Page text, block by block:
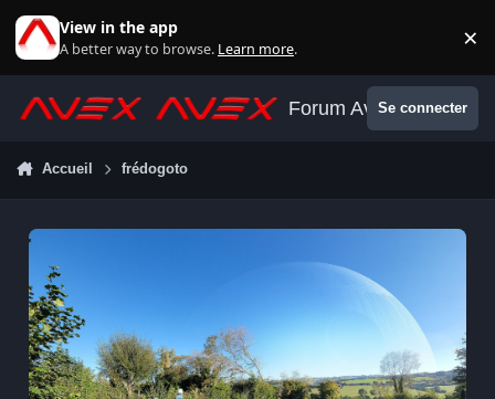
View in the app
A better way to browse. Learn more. ×
Forum AvexSe connecter
Accueil frédogoto